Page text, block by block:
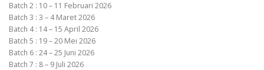
Batch 2 : 10 – 11 Februari 2026
Batch 3 : 3 – 4 Maret 2026
Batch 4 : 14 – 15 April 2026
Batch 5 : 19 – 20 Mei 2026
Batch 6 : 24 – 25 Juni 2026
Batch 7 : 8 – 9 Juli 2026